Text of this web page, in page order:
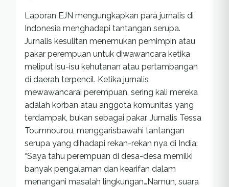
Laporan EJN mengungkapkan para jurnalis di
Indonesia menghadapi tantangan serupa.
Jurnalis kesulitan menemukan pemimpin atau
pakar perempuan untuk diwawancara ketika
meliput isu-isu kehutanan atau pertambangan
di daerah terpencil. Ketika jurnalis
mewawancarai perempuan, sering kali mereka
adalah korban atau anggota komunitas yang
terdampak, bukan sebagai pakar. Jurnalis Tessa
Toumnourou, menggarisbawahi tantangan
serupa yang dihadapi rekan-rekan nya di India:
“Saya tahu perempuan di desa-desa memilki
banyak pengalaman dan kearifan dalam
menangani masalah lingkungan…Namun, suara